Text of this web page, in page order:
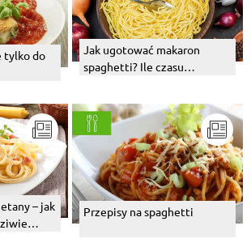
tylko do
Jak ugotować makaron
spaghetti? Ile czasu
– jak
Przepisy na spaghetti